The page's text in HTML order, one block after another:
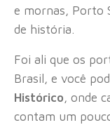
e mornas, Porto
de história.
Foi ali que os
Brasil, e você
Histórico, onde
contam um